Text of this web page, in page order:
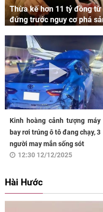
Thừa kế hơn 11 tỷ đồng
đứng trước nguy cơ phá
Kinh hoàng cảnh tượng máy
bay rơi trúng ô tô đang chạy, 3
người may mắn sống sót
12:30 12/12/2025
Hài Hước